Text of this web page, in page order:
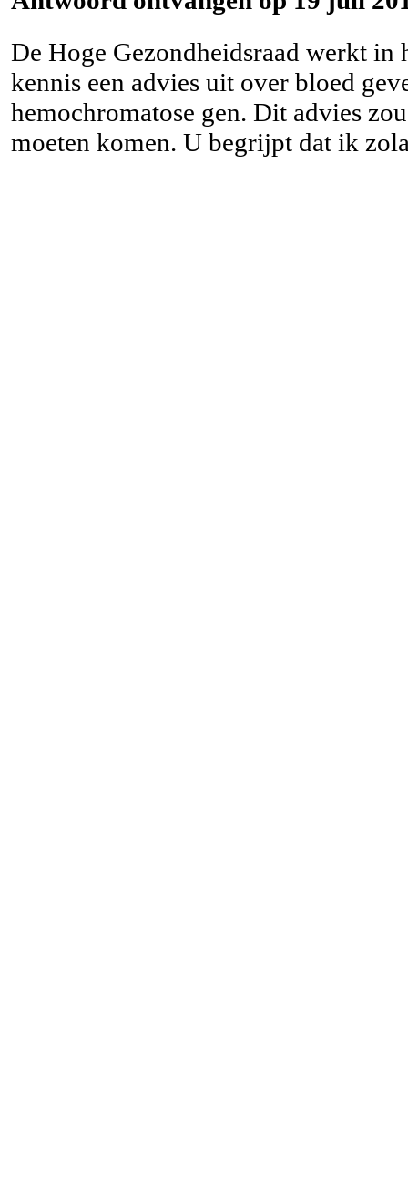
De Hoge Gezondheidsraad werkt
kennis een advies uit over bloed
hemochromatose gen. Dit advies
moeten komen. U begrijpt dat ik